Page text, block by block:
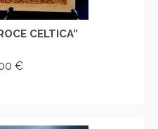
CELTICA”
€